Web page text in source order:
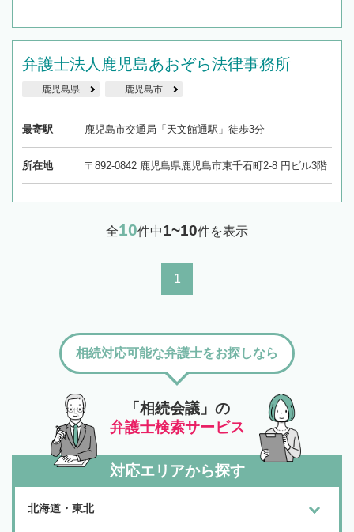
弁護士法人鹿児島あおぞら法律事務所
鹿児島県 鹿児島市
最寄駅 鹿児島市交通局「天文館通駅」徒歩3分
所在地 〒892-0842 鹿児島県鹿児島市東千石町2-8 円ビル3階
全10件中1~10件を表示
1
「相続会議」の
弁護士検索サービス
相続対応可能な弁護士をお探しなら
対応エリアから探す
北海道・東北